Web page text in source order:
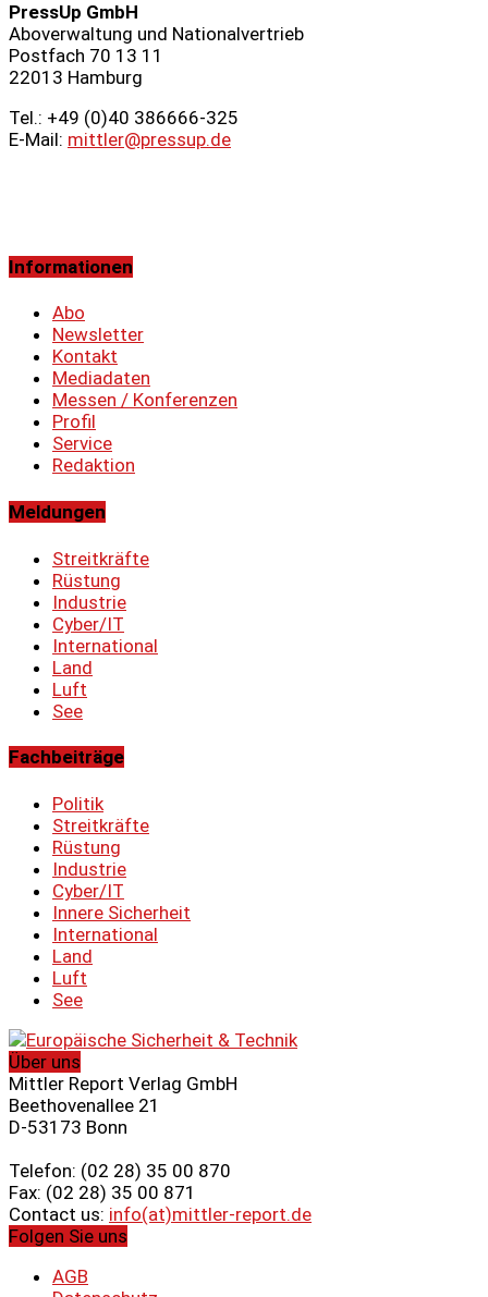
PressUp GmbH
Aboverwaltung und Nationalvertrieb
Postfach 70 13 11
22013 Hamburg
Tel.: +49 (0)40 386666‑325
E-Mail: mittler@pressup.de
Informationen
Abo
Newsletter
Kontakt
Mediadaten
Messen / Konferenzen
Profil
Service
Redaktion
Meldungen
Streitkräfte
Rüstung
Industrie
Cyber/IT
International
Land
Luft
See
Fachbeiträge
Politik
Streitkräfte
Rüstung
Industrie
Cyber/IT
Innere Sicherheit
International
Land
Luft
See
Über uns
Mittler Report Verlag GmbH
Beethovenallee 21
D-53173 Bonn
Telefon: (02 28) 35 00 870
Fax: (02 28) 35 00 871
Contact us: info(at)mittler-report.de
Folgen Sie uns
AGB